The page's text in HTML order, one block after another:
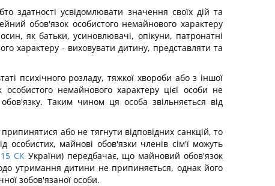
здатності усвідомлювати значення своїх дій та
обов'язок особистого немайнового характеру
як батьки, усиновлювачі, опікуни, патронатні
характеру - виховувати дитину, представляти та
психічного розладу, тяжкої хвороби або з іншої
немайнового характеру цієї особи не
Таким чином ця особа звільняється від
або не тягнути відповідних санкцій, то
майнові обов'язки членів сім'ї можуть
15 СКУкраїни) передбачає, що майновий обов'язок
утримання дитини не припиняється, однак його
зобов'язаної особи.